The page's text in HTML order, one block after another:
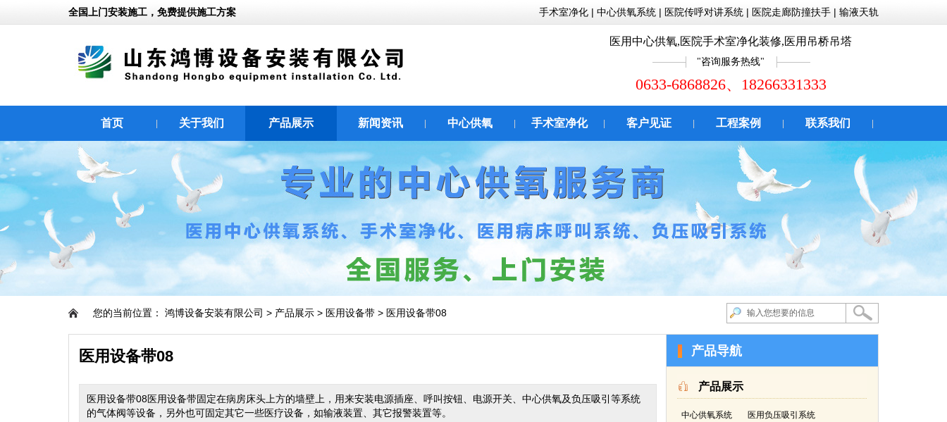
全国上门安装施工，免费提供施工方案 手术室净化 | 中心供氧系统 | 医院传呼对讲系统 | 医院走廊防撞扶手 | 输液天轨
医用中心供氧,医院手术室净化装修,医用吊桥吊塔
咨询服务热线
0633-6868826、18266331333
首页 关于我们 产品展示 新闻资讯 中心供氧 手术室净化 客户见证 工程案例 联系我们
您的当前位置： 鸿博设备安装有限公司 > 产品展示 > 医用设备带 > 医用设备带08
医用设备带08
医用设备带08医用设备带固定在病房床头上方的墙壁上，用来安装电源插座、呼叫按钮、电源开关、中心供氧及负压吸引等系统
的气体阀等设备，另外也可固定其它一些医疗设备，如输液装置、其它报警装置等。
产品导航
产品展示
中心供氧系统 医用负压吸引系统